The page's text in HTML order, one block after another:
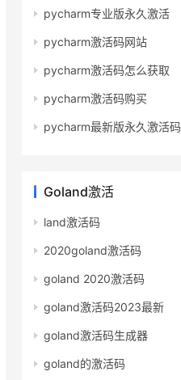
pycharm专业版永久激活
pycharm激活码网站
pycharm激活码怎么获取
pycharm激活码购买
pycharm最新版永久激活码
Goland激活
land激活码
2020goland激活码
goland 2020激活码
goland激活码2023最新
goland激活码生成器
goland的激活码